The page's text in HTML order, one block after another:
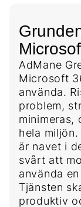
AdMane
Microsoft
använda.
problem,
hela
är navet i
svårt att
använda
Tjänsten
produktiv